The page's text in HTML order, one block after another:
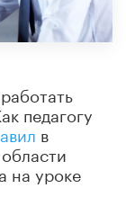
педагогу
в
на уроке